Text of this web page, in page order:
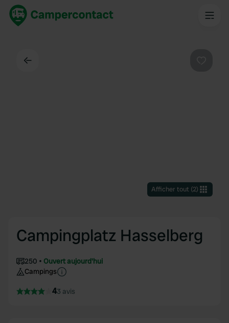
Afficher tout(2)
Campingplatz Hasselberg
250
Ouvert aujourd'hui
Campings
43 avis